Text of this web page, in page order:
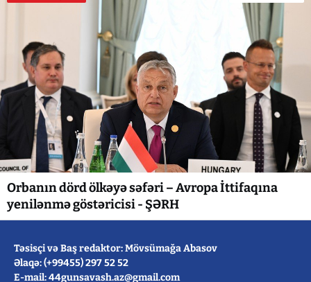
Orbanın dörd ölkəyə səfəri – Avropa İttifaqına
yenilənmə göstəricisi - ŞƏRH
Təsisçi və Baş redaktor: Mövsümağa Abasov
Əlaqə: (+99455) 297 52 52
E-mail: 44gunsavash.az@gmail.com